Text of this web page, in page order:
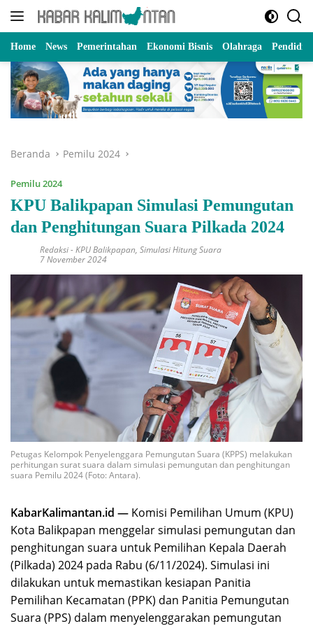
Langsung
Home News Pemerintahan Ekonomi Bisnis Olahraga
Beranda Pemilu 2024
Pemilu 2024
KPU Balikpapan Simulasi Pemungutan
dan Penghitungan Suara Pilkada 2024
Redaksi-KPU Balikpapan, Simulasi Hitung Suara
7 November 2024
Petugas Kelompok Penyelenggara Pemungutan Suara (KPPS) melakukan
perhitungan surat suara dalam simulasi pemungutan dan penghitungan
suara Pemilu 2024 (Foto: Antara).
KabarKalimantan.id — Komisi Pemilihan Umum (KPU)
Kota Balikpapan menggelar simulasi pemungutan dan
penghitungan suara untuk Pemilihan Kepala Daerah
(Pilkada) 2024 pada Rabu (6/11/2024). Simulasi ini
dilakukan untuk memastikan kesiapan Panitia
Pemilihan Kecamatan (PPK) dan Panitia Pemungutan
Suara (PPS) dalam menyelenggarakan pemungutan